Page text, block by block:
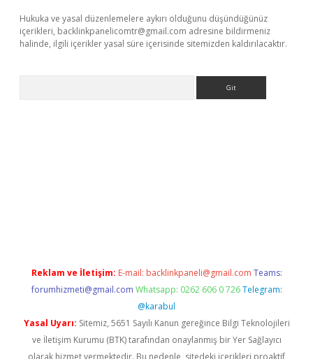
Hukuka ve yasal düzenlemelere aykırı olduğunu düşündüğünüz
içerikleri, backlinkpanelicomtr@gmail.com adresine bildirmeniz
halinde, ilgili içerikler yasal süre içerisinde sitemizden kaldırılacaktır.
Reklam ve İletişim: E-mail: backlinkpaneli@gmail.com Teams:
forumhizmeti@gmail.com Whatsapp: 0262 606 0 726 Telegram:
@karabul
Yasal Uyarı: Sitemiz, 5651 Sayılı Kanun gereğince Bilgi Teknolojileri
ve İletişim Kurumu (BTK) tarafından onaylanmış bir Yer Sağlayıcı
olarak hizmet vermektedir. Bu nedenle, sitedeki içerikleri proaktif